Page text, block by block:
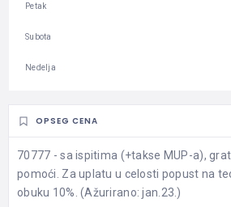
Petak
Subota
Nedelja
OPSEG CENA
70777 - sa ispitima (+takse MUP-a),
pomoći. Za uplatu u celosti popust na
obuku 10%. (Ažurirano: jan.23.)